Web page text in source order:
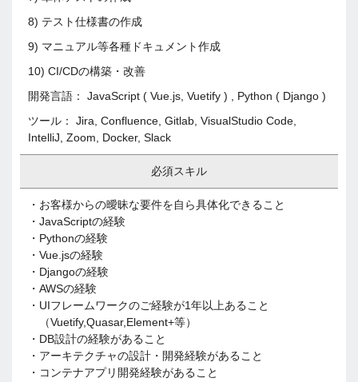
8) テスト仕様書の作成
9) マニュアル等各種ドキュメント作成
10) CI/CDの構築・改善
開発言語： JavaScript ( Vue.js, Vuetify ) , Python ( Django )
ツール： Jira, Confluence, Gitlab, VisualStudio Code,
IntelliJ, Zoom, Docker, Slack
必須スキル
・お客様からの曖昧な要件を自ら具体化できること
・JavaScriptの経験
・Pythonの経験
・Vue.jsの経験
・Djangoの経験
・AWSの経験
・UIフレームワークのご経験が1年以上あること
（Vuetify,Quasar,Element+等）
・DB設計の経験があること
・アーキテクチャの設計・開発経験があること
・コンテナアプリ開発経験があること